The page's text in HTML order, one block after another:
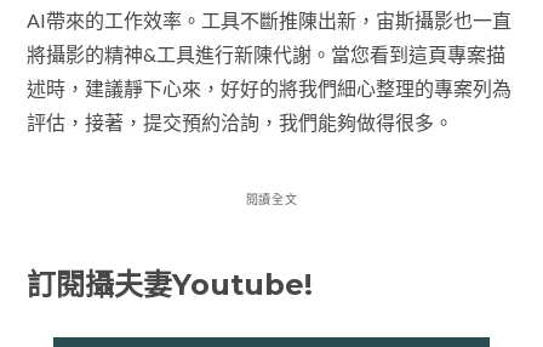
AI帶來的工作效率。工具不斷推陳出新，宙斯攝影也一直
將攝影的精神&工具進行新陳代謝。當您看到這頁專案描
述時，建議靜下心來，好好的將我們細心整理的專案列為
評估，接著，提交預約洽詢，我們能夠做得很多。
閱讀全文
訂閱攝夫妻Youtube!